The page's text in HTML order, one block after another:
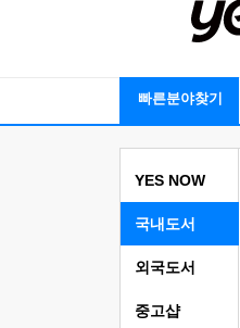
빠른분야찾기
YES NOW
국내도서
외국도서
중고샵